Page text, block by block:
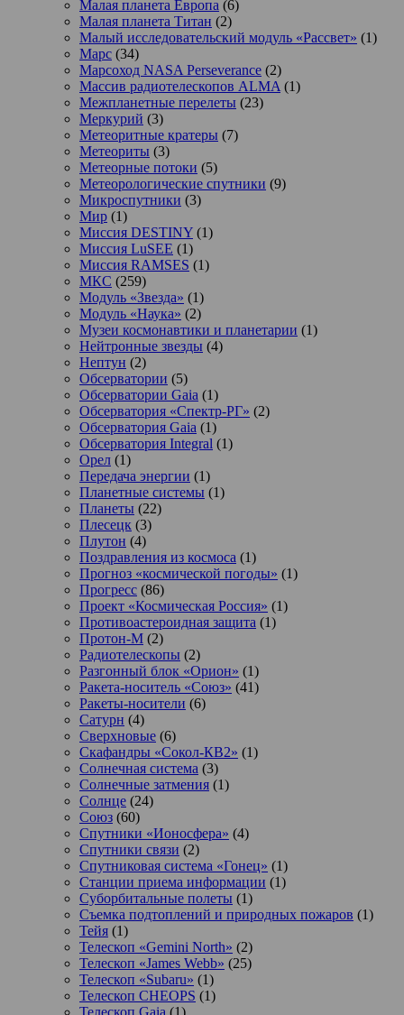
Малая планета Европа (6)
Малая планета Титан (2)
Малый исследовательский модуль «Рассвет» (1)
Марс (34)
Марсоход NASA Perseverance (2)
Массив радиотелескопов ALMA (1)
Межпланетные перелеты (23)
Меркурий (3)
Метеоритные кратеры (7)
Метеориты (3)
Метеорные потоки (5)
Метеорологические спутники (9)
Микроспутники (3)
Мир (1)
Миссия DESTINY (1)
Миссия LuSEE (1)
Миссия RAMSES (1)
МКС (259)
Модуль «Звезда» (1)
Модуль «Наука» (2)
Музеи космонавтики и планетарии (1)
Нейтронные звезды (4)
Нептун (2)
Обсерватории (5)
Обсерватории Gaia (1)
Обсерватория «Спектр-РГ» (2)
Обсерватория Gaia (1)
Обсерватория Integral (1)
Орел (1)
Передача энергии (1)
Планетные системы (1)
Планеты (22)
Плесецк (3)
Плутон (4)
Поздравления из космоса (1)
Прогноз «космической погоды» (1)
Прогресс (86)
Проект «Космическая Россия» (1)
Противоастероидная защита (1)
Протон-М (2)
Радиотелескопы (2)
Разгонный блок «Орион» (1)
Ракета-носитель «Союз» (41)
Ракеты-носители (6)
Сатурн (4)
Сверхновые (6)
Скафандры «Сокол-КВ2» (1)
Солнечная система (3)
Солнечные затмения (1)
Солнце (24)
Союз (60)
Спутники «Ионосфера» (4)
Спутники связи (2)
Спутниковая система «Гонец» (1)
Станции приема информации (1)
Суборбитальные полеты (1)
Съемка подтоплений и природных пожаров (1)
Тейя (1)
Телескоп «Gemini North» (2)
Телескоп «James Webb» (25)
Телескоп «Subaru» (1)
Телескоп CHEOPS (1)